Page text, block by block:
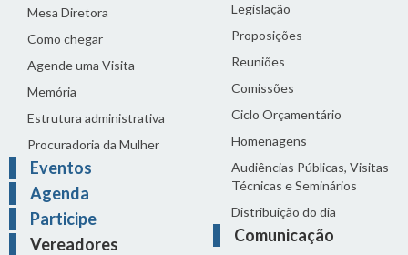
Mesa Diretora
Como chegar
Agende uma Visita
Memória
Estrutura administrativa
Procuradoria da Mulher
Eventos
Agenda
Participe
Vereadores
Legislação
Proposições
Reuniões
Comissões
Ciclo Orçamentário
Homenagens
Audiências Públicas, Visitas
Técnicas e Seminários
Distribuição do dia
Comunicação